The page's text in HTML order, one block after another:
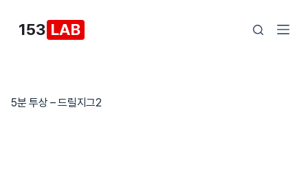
153 LAB
5분 투상 – 드릴지그2